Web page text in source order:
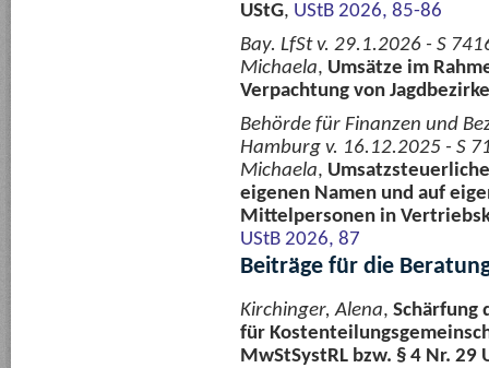
UStG, UStB 2026, 85-86
Bay. LfSt v. 29.1.2026 - S
Michaela, Umsätze im
Verpachtung von
Behörde für Finanzen und
Hamburg v. 16.12.2025 - S
Michaela,
eigenen Namen und auf
Mittelpersonen in
UStB 2026, 87
Beiträge für die
Kirchinger, Alena, Schärfung
für
MwStSystRL bzw. § 4 Nr. 29